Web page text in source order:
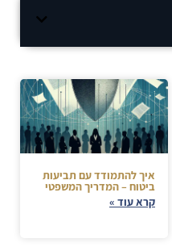
איך להתמודד עם תביעות
ביטוח – המדריך המשפטי
קרא עוד »